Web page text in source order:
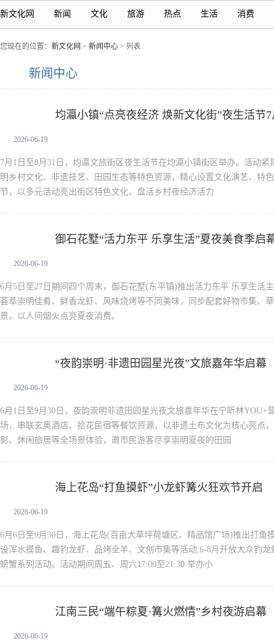
新文化网 新闻 文化 旅游 热点 生活 消费
您现在的位置： 新文化网 > 新闻中心 > 列表
新闻中心
均瀛小镇“点亮夜经济 焕新文化街”夜生活节
2026-06-19
7月1日至8月31日，均瀛文旅街区夜生活节在均瀛小镇街区举办。活动
明乡村文化、非遗技艺、田园生态等特色资源，精心设置文化演艺、特
节，以多元活动亮出街区特色文化，盘活乡村夜经济活力
御石花墅“活力东平 乐享生活”夏夜美食季启
2026-06-19
6月5日至27日期间四个周末，御石花墅(东平镇)推出活力东平 乐享生活
荟萃崇明佳肴、鲜香龙虾、风味烧烤等不同美味，同步配套好物市集、
景，以人间烟火点亮夏夜消费。
“夜韵崇明·非遗田园星光夜”文旅嘉年华启幕
2026-06-19
6月1日至9月30日，夜韵崇明非遗田园星光夜文旅嘉年华在宁昕林YOU+
场，串联玄奥酒店、拾花民宿等餐饮资源，以非遗土布文化为核心亮点
影、休闲旅居等全场景体验，邀市民游客尽享崇明夏夜的田园
海上花岛“打鱼摸虾”小龙虾篝火狂欢节开启
2026-06-19
6月6日至9月30日，海上花岛(百亩大草坪荷塘区、精品馆广场)推出打鱼
设浑水摸鱼、趣钓龙虾、品烤全羊、文创市集等活动;6-8月开放大众钓
螃蟹系列活动。活动期间周五、周六17:00至21:30.举办小
江南三民“端午粽夏·篝火燃情”乡村夜游启幕
2026-06-19